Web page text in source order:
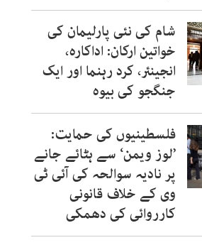
شام کی نئی پارلیمان کی
خواتین ارکان: اداکارہ،
انجینئر، کرد رہنما اور ایک
جنگجو کی بیوہ
فلسطینیوں کی حمایت:
’لوز ویمن‘ سے ہٹائے جانے
پر نادیہ سوالحہ کی آئی ٹی
وی کے خلاف قانونی
کارروائی کی دھمکی